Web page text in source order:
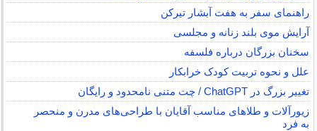
راهنمای سفر به هفت آبشار تیرکن
آرایش موی بلند زنانه و مجلسی
سخنان بزرگان درباره فلسفه
علل و نحوه تربیت کودک خرابکار
تغییر بزرگ در ChatGPT / چت متنی نامحدود و رایگان
زیورآلات و طلاهای مناسب آقایان با طراحی‌های مدرن و منحصر
به فرد